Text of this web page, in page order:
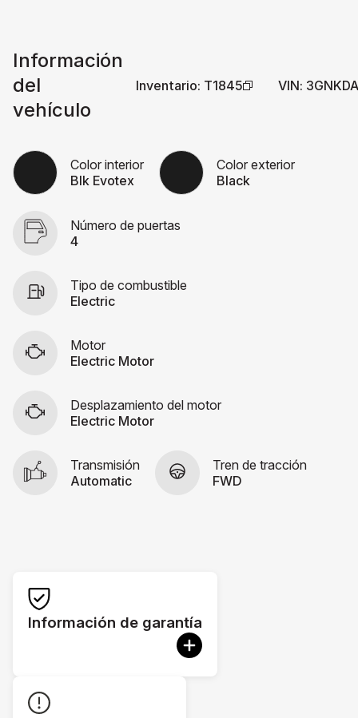
Información
del
vehículo
Inventario: T1845 VIN:
Color interior
Blk Evotex
Color exterior
Black
Número de puertas
4
Tipo de combustible
Electric
Motor
Electric Motor
Desplazamiento del motor
Electric Motor
Transmisión
Automatic
Tren de tracción
FWD
Información de garantía